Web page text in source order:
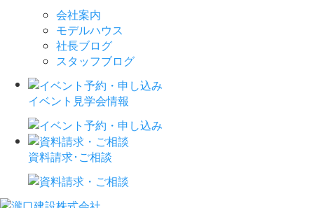
会社案内
モデルハウス
社長ブログ
スタッフブログ
イベント見学会情報
資料請求･ご相談